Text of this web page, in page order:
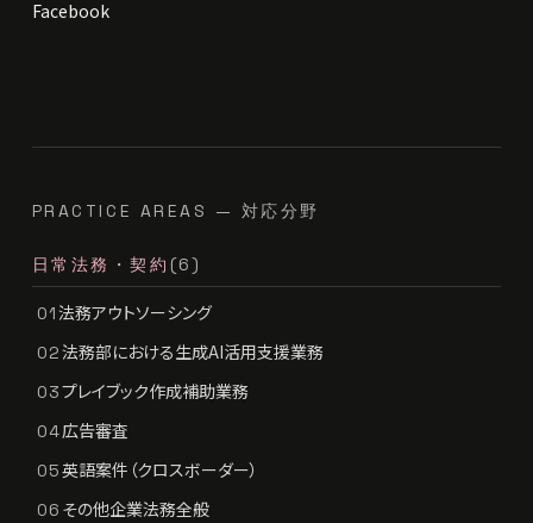
Facebook
PRACTICE AREAS — 対応分野
日常法務・契約 (6)
01法務アウトソーシング
02法務部における生成AI活用支援業務
03プレイブック作成補助業務
04広告審査
05英語案件（クロスボーダー）
06 その他企業法務全般